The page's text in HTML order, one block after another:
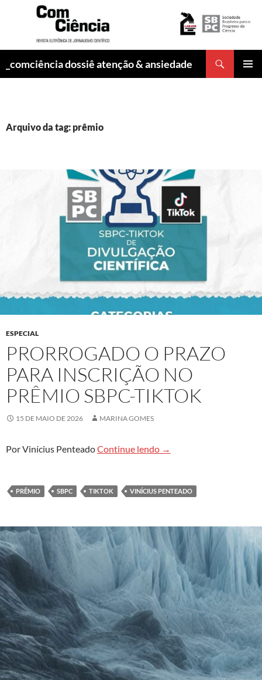
_comciência dossiê atenção & ansiedade
Arquivo da tag: prêmio
ESPECIAL
PRORROGADO O PRAZO
PARA INSCRIÇÃO NO
PRÊMIO SBPC-TIKTOK
15 DE MAIO DE 2026 MARINA GOMES
Por Vinícius PenteadoContinue lendo Prorrogado o prazo
→
PRÊMIO SBPC TIKTOK VINÍCIUS PENTEADO